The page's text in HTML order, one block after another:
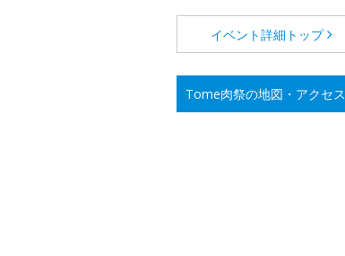
イベント詳細 トップ
Tome肉祭の地図・アクセス